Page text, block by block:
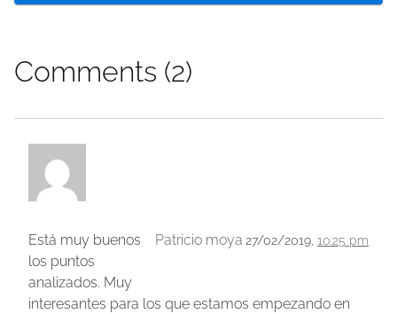
Comments (2)
Patricio moya 27/02/2019, 10:25 pm
Está muy buenos
los puntos
analizados. Muy
interesantes para los que estamos empezando en